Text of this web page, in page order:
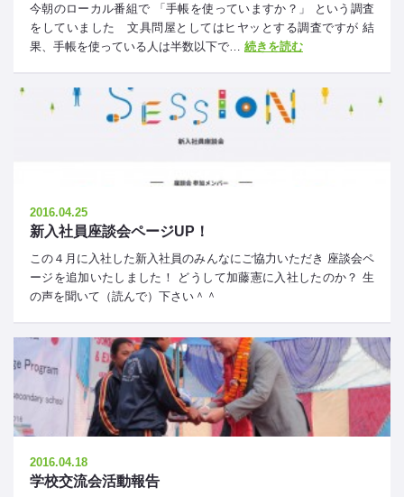
今朝のローカル番組で 「手帳を使っていますか？」 という調査
をしていました 文具問屋としてはヒヤッとする調査ですが 結
果、手帳を使っている人は半数以下で… 続きを読む
2016.04.25
新入社員座談会ページUP！
この４月に入社した新入社員のみんなにご協力いただき 座談会ペ
ージを追加いたしました！ どうして加藤憲に入社したのか？ 生
の声を聞いて（読んで）下さい＾＾
2016.04.18
学校交流会活動報告